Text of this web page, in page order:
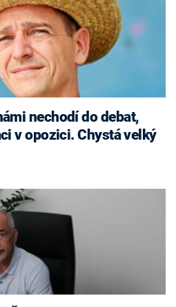
nechodí do debat,
v opozici. Chystá velký